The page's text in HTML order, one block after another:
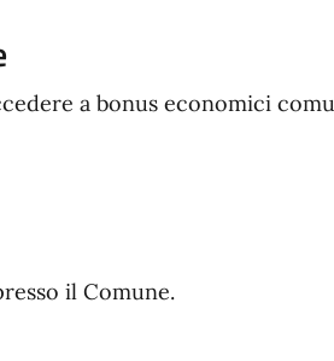
a bonus economici
il Comune.